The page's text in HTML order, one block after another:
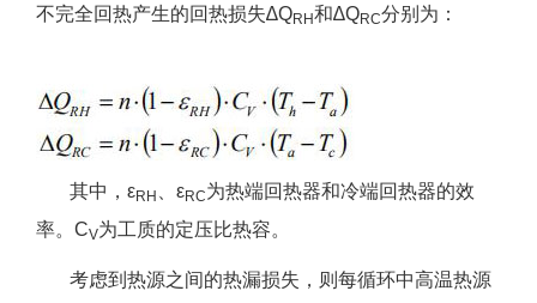
不完全回热产生的回热损失∆QRH和∆QRC分别为：
其中，εRH 、εRC为热端回热器和冷端回热器的效
率。CV为工质的定压比热容。
考虑到热源之间的热漏损失，则每循环中高温热源